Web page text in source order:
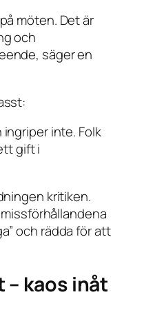
möten. Det är
och
säger en
inte. Folk
gift i
kritiken.
och rädda för att
– kaos inåt